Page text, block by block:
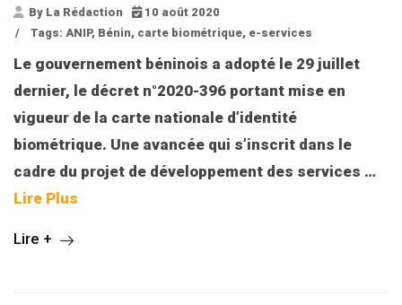
By La Rédaction
10 août 2020
/
Tags: ANIP, Bénin, carte biométrique, e-services
Le gouvernement béninois a adopté le 29 juillet
dernier, le décret n°2020-396 portant mise en
vigueur de la carte nationale d’identité
biométrique. Une avancée qui s’inscrit dans le
cadre du projet de développement des services …
Lire Plus
Lire +